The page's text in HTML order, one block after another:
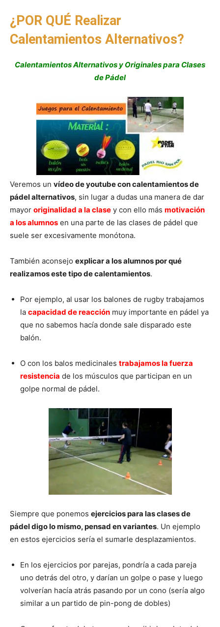
¿POR QUÉ Realizar
Calentamientos Alternativos?
Calentamientos Alternativos y Originales para Clases
de Pádel
Veremos un vídeo de youtube con calentamientos de
pádel alternativos, sin lugar a dudas una manera de dar
mayor originalidad a la clase y con ello más motivación
a los alumnos en una parte de las clases de pádel que
suele ser excesivamente monótona.
También aconsejo explicar a los alumnos por qué
realizamos este tipo de calentamientos.
Por ejemplo, al usar los balones de rugby trabajamos
la capacidad de reacción muy importante en pádel ya
que no sabemos hacía donde sale disparado este
balón.
O con los balos medicinales trabajamos la fuerza
resistencia de los músculos que participan en un
golpe normal de pádel.
Siempre que ponemos ejercicios para las clases de
pádel digo lo mismo, pensad en variantes. Un ejemplo
en estos ejercicios sería el sumarle desplazamientos.
En los ejercicios por parejas, pondría a cada pareja
uno detrás del otro, y darían un golpe o pase y luego
volverían hacía atrás pasando por un cono (sería algo
similar a un partido de pin-pong de dobles)